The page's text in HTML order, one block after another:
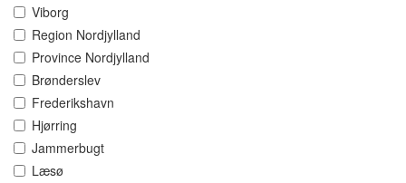
Viborg
Region Nordjylland
Province Nordjylland
Brønderslev
Frederikshavn
Hjørring
Jammerbugt
Læsø